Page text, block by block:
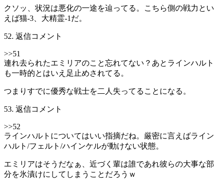
クソッ、状況は悪化の一途を辿ってる。こちら側の戦力とい
えば猫-3、大精霊-1だ。
52. 返信コメント
>>51
連れ去られたエミリアのこと忘れてない？あとラインハルト
も一時的とはいえ足止めされてる。
つまりすでに優秀な戦士を二人失ってることになる。
53. 返信コメント
>>52
ラインハルトについてはいい指摘だね。厳密に言えばライン
ハルト/フェルト/ハインケルが動けない状態。
エミリアはそうだなぁ、近づく輩は誰であれ彼らの大事な部
分を氷漬けにしてしまうことだろうｗ